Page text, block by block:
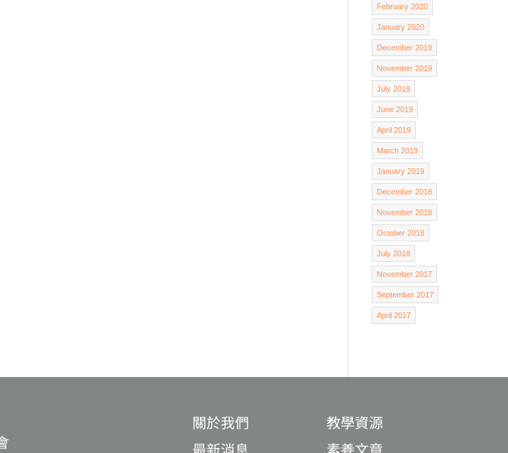
February 2020
January 2020
December 2019
November 2019
July 2019
June 2019
April 2019
March 2019
January 2019
December 2018
November 2018
October 2018
July 2018
November 2017
September 2017
April 2017
關於我們
教學資源